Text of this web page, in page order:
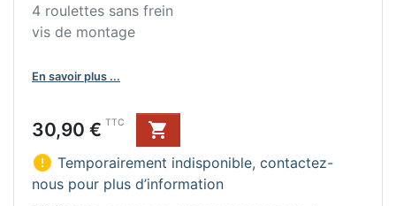
4 roulettes sans frein
vis de montage
En savoir plus ...
Prix
30,90 € TTC

 Temporairement indisponible, contactez-
nous pour plus d’information